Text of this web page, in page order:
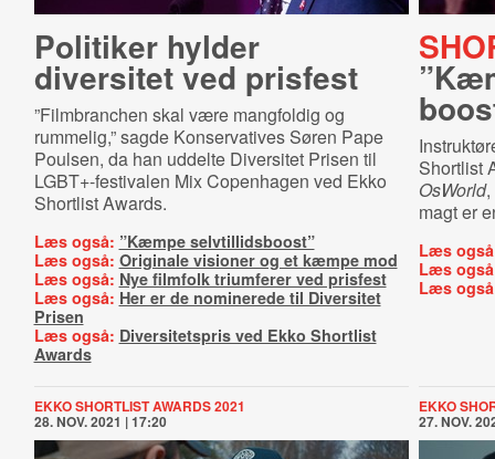
Politiker hylder
diversitet ved prisfest
”Filmbranchen skal være mangfoldig og
rummelig,” sagde Konservatives Søren Pape
Poulsen, da han uddelte Diversitet Prisen til
LGBT+-festivalen Mix Copenhagen ved Ekko
Shortlist Awards.
Læs også: ”Kæmpe selvtillidsboost”
Læs også: Originale visioner og et kæmpe mod
Læs også: Nye filmfolk triumferer ved prisfest
Læs også: Her er de nominerede til Diversitet
Prisen
Læs også: Diversitetspris ved Ekko Shortlist
Awards
Shortlist
OsWorld,
magt er
Læs
Læs
Læs
EKKO SHORTLIST AWARDS 2021
28. NOV. 2021 | 17:20
EKKO
27. NOV.